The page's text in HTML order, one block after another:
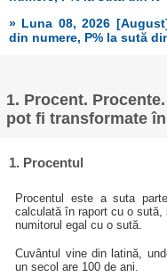
» Luna 08, 2026
din numere, P% la sută
1. Procent.
pot fi transformate
1. Procentul
Procentul este a suta
calculată în raport cu o
numitorul egal cu o sută.
Cuvântul vine din latină,
un secol are 100 de ani.